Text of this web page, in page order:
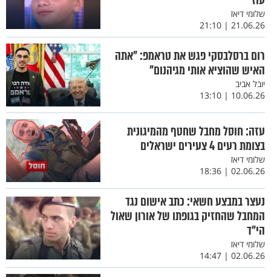
שלומי דיאז
21.06.26 | 21:10
רום ברסלבסקי פגש את טראמפ: "אתה
האיש שהוציא אותי מגיהנום"
יובל אביב
10.06.26 | 13:10
עזה: חוסל מחבל שחטף מהמיגונית
בצומת רעים 4 צעירים ישראלים
שלומי דיאז
02.06.26 | 18:36
נעצר במבצע חשאי: כתב אישום נגד
המחבל שהחזיק בגופתו של אורון שאול
הי"ד
שלומי דיאז
02.06.26 | 14:47